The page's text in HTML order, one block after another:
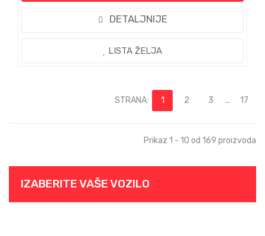
IZABERITE VAŠE VOZILO
DETALJNIJE
LISTA ŽELJA
STRANA: 1 2 3 ... 17
Prikaz 1 - 10 od 169 proizvoda